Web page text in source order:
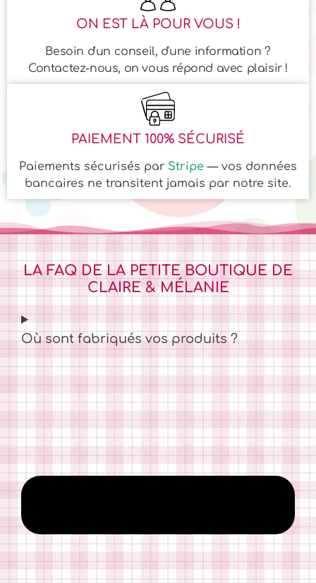
ON EST LÀ POUR VOUS !
Besoin d'un conseil, d'une information ?
Contactez-nous, on vous répond avec plaisir !
PAIEMENT 100% SÉCURISÉ
Paiements sécurisés par Stripe — vos données
bancaires ne transitent jamais par notre site.
LA FAQ DE LA PETITE BOUTIQUE DE
CLAIRE & MÉLANIE
Où sont fabriqués vos produits ?